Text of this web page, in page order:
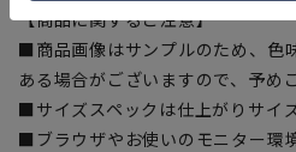
【商品に関するご注意】
■商品画像はサンプルのため、色
ある場合がございますので、予め
■サイズスペックは仕上がりサイ
■ブラウザやお使いのモニター環